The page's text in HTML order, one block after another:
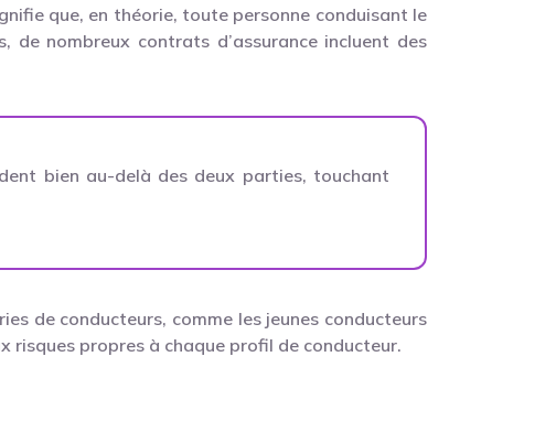
que, en théorie, toute personne conduisant le
de nombreux contrats d’assurance incluent des
bien au-delà des deux parties, touchant
de conducteurs, comme les jeunes conducteurs
risques propres à chaque profil de conducteur.